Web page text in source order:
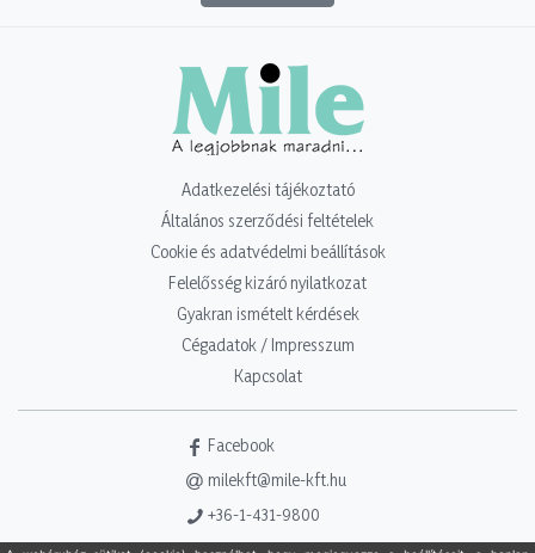
Adatkezelési tájékoztató
Általános szerződési feltételek
Cookie és adatvédelmi beállítások
Felelősség kizáró nyilatkozat
Gyakran ismételt kérdések
Cégadatok / Impresszum
Kapcsolat
Facebook
milekft@mile-kft.hu
+36-1-431-9800